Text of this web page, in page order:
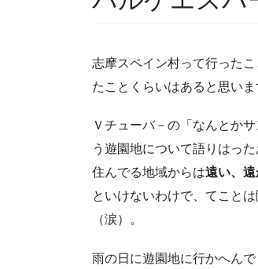
志摩スペイン村って行った
たことくらいはあると思い
Ｖチューバ－の「なんとか
う遊園地について語りはっ
住んでる地域からは遠い、遠
といけないわけで、てこと
（涙）。
雨の日に遊園地に行かへん